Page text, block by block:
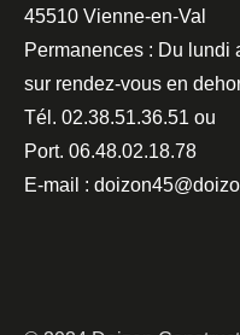
45510 Vienne-en-Val
Permanences : Du lundi
sur rendez-vous en
Tél. 02.38.51.36.51 ou
Port. 06.48.02.18.78
E-mail :